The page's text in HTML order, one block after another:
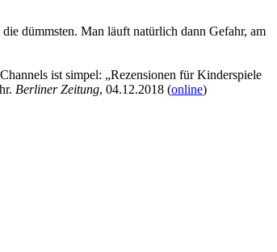
dümmsten. Man läuft natürlich dann Gefahr, am
ist simpel: „Rezensionen für Kinderspiele
Berliner Zeitung, 04.12.2018 (online)